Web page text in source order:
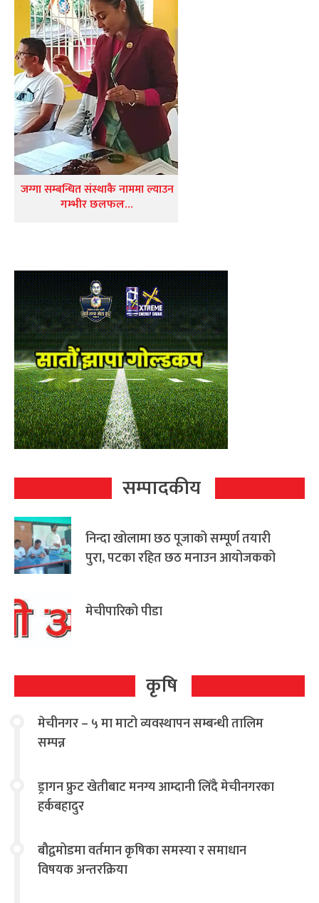
जग्गा सम्बन्धित संस्थाकै नाममा ल्याउन
गम्भीर छलफल…
सम्पादकीय
निन्दा खोलामा छठ पूजाको सम्पूर्ण तयारी
पुरा, पटका रहित छठ मनाउन आयोजकको
मेचीपारिको पीडा
कृषि
मेचीनगर – ५ मा माटो व्यवस्थापन सम्बन्धी तालिम
सम्पन्न
ड्रागन फ्रुट खेतीबाट मनग्य आम्दानी लिँदै मेचीनगरका
हर्कबहादुर
बौद्वमोडमा वर्तमान कृषिका समस्या र समाधान
विषयक अन्तरक्रिया